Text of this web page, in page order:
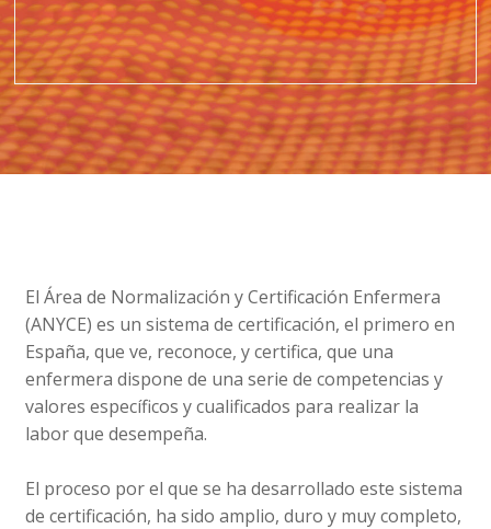
El Área de Normalización y Certificación Enfermera
(ANYCE) es un sistema de certificación, el primero en
España, que ve, reconoce, y certifica, que una
enfermera dispone de una serie de competencias y
valores específicos y cualificados para realizar la
labor que desempeña.
El proceso por el que se ha desarrollado este sistema
de certificación, ha sido amplio, duro y muy completo,